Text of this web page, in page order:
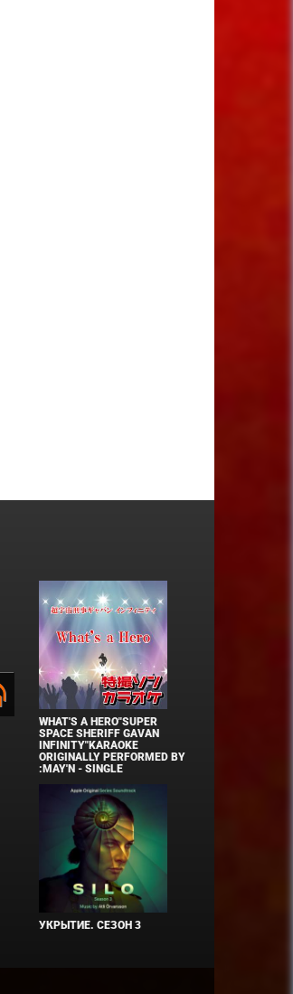
WHAT'S A HERO"SUPER
SPACE SHERIFF GAVAN
INFINITY"KARAOKE
ORIGINALLY PERFORMED BY
:MAY'N - SINGLE
УКРЫТИЕ. СЕЗОН 3